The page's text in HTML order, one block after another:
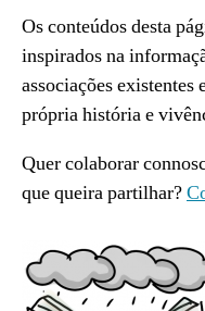
Os conteúdos desta
inspirados na
associações existentes
própria história e
Quer colaborar
que queira partilhar?